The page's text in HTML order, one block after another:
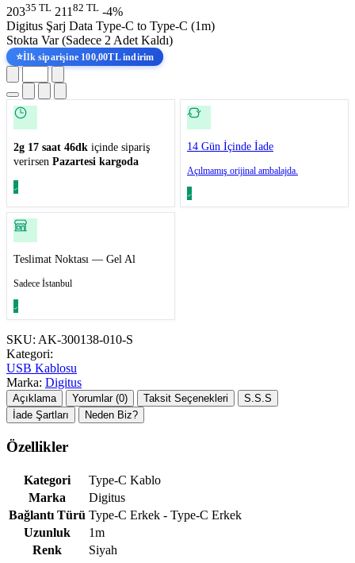
20335 TL 211 82 TL -4%
Digitus Şarj Data Type-C to Type-C (1m)
Stokta Var (Sadece 2 Adet Kaldı)
⭐İlk siparişine 100,00TL indirim
2g 17 saat 46dk içinde sipariş
verirsen Pazartesi kargoda
14 Gün İçinde İade
Açılmamış orijinal ambalajda.
Teslimat Noktası — Gel Al
Sadece İstanbul
SKU: AK-300138-010-S
Kategori:
USB Kablosu
Marka: Digitus
Açıklama Yorumlar (0) Taksit Seçenekleri
S.S.S
İade Şartları
Neden Biz?
Özellikler
Kategori
Type-C Kablo
Marka
Digitus
Bağlantı Türü Type-C Erkek - Type-C Erkek
Uzunluk
1m
Renk
Siyah